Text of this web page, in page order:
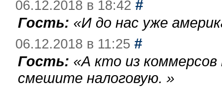
06.12.2018 в 18:42 #
Гость: «И до нас уже
06.12.2018 в 11:25 #
Гость: «А кто из
смешите налоговую. »